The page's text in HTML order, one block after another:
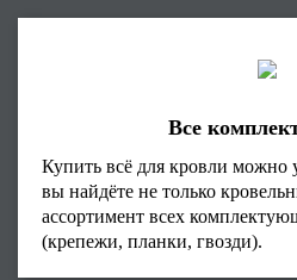
Все
Купить всё для кровли можно
вы найдёте не только
ассортимент всех
(крепежи, планки, гвозди).